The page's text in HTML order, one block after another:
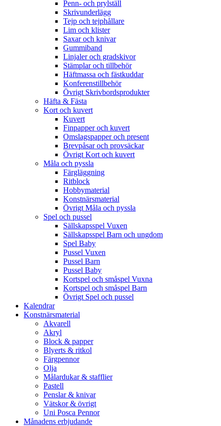
Penn- och prylställ
Skrivunderlägg
Tejp och tejphållare
Lim och klister
Saxar och knivar
Gummiband
Linjaler och gradskivor
Stämplar och tillbehör
Häftmassa och fästkuddar
Konferenstillbehör
Övrigt Skrivbordsprodukter
Häfta & Fästa
Kort och kuvert
Kuvert
Finpapper och kuvert
Omslagspapper och present
Brevpåsar och provsäckar
Övrigt Kort och kuvert
Måla och pyssla
Färgläggning
Ritblock
Hobbymaterial
Konstnärsmaterial
Övrigt Måla och pyssla
Spel och pussel
Sällskapsspel Vuxen
Sällskapsspel Barn och ungdom
Spel Baby
Pussel Vuxen
Pussel Barn
Pussel Baby
Kortspel och småspel Vuxna
Kortspel och småspel Barn
Övrigt Spel och pussel
Kalendrar
Konstnärsmaterial
Akvarell
Akryl
Block & papper
Blyerts & ritkol
Färgpennor
Olja
Målardukar & stafflier
Pastell
Penslar & knivar
Vätskor & övrigt
Uni Posca Pennor
Månadens erbjudande